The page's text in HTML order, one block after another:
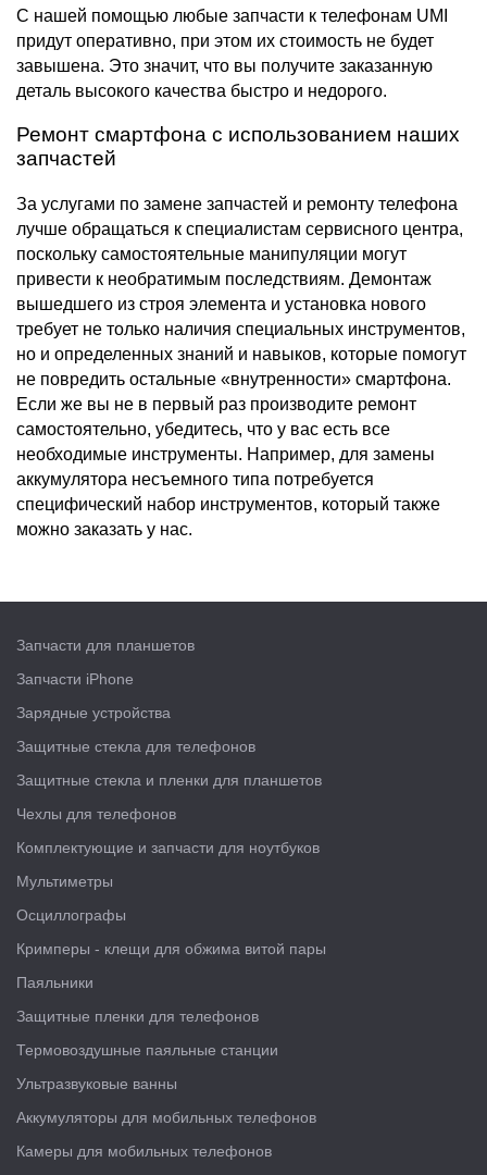
С нашей помощью любые запчасти к телефонам UMI
придут оперативно, при этом их стоимость не будет
завышена. Это значит, что вы получите заказанную
деталь высокого качества быстро и недорого.
Ремонт смартфона с использованием наших
запчастей
За услугами по замене запчастей и ремонту телефона
лучше обращаться к специалистам сервисного центра,
поскольку самостоятельные манипуляции могут
привести к необратимым последствиям. Демонтаж
вышедшего из строя элемента и установка нового
требует не только наличия специальных инструментов,
но и определенных знаний и навыков, которые помогут
не повредить остальные «внутренности» смартфона.
Если же вы не в первый раз производите ремонт
самостоятельно, убедитесь, что у вас есть все
необходимые инструменты. Например, для замены
аккумулятора несъемного типа потребуется
специфический набор инструментов, который также
можно заказать у нас.
Запчасти для планшетов
Запчасти iPhone
Зарядные устройства
Защитные стекла для телефонов
Защитные стекла и пленки для планшетов
Чехлы для телефонов
Комплектующие и запчасти для ноутбуков
Мультиметры
Осциллографы
Кримперы - клещи для обжима витой пары
Паяльники
Защитные пленки для телефонов
Термовоздушные паяльные станции
Ультразвуковые ванны
Аккумуляторы для мобильных телефонов
Камеры для мобильных телефонов